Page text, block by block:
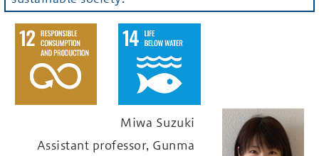
Miwa Suzuki
Assistant professor, Gunma